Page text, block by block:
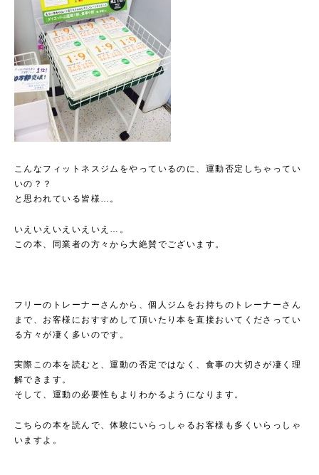
こんなフィットネスジムをやっているのに、運動否定しちゃってい
いの？？
と思われている皆様…。
いえいえいえいえいえ…。
この本、同業者の方々から大絶賛でございます。
フリーのトレーナーさんから、個人ジムをお持ちのトレーナーさん
まで、お客様におすすめして頂いたり本を直接おいてくださってい
る方々が凄く多いのです。
実際この本を読むと、運動の否定ではなく、食事の大切さが凄く理
解できます。
そして、運動の必要性もよりわかるようになります。
こちらの本を読んで、体験にいらっしゃるお客様も多くいらっしゃ
いますよ。